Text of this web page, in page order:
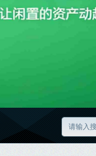
废旧物资清理怎么做更高效更